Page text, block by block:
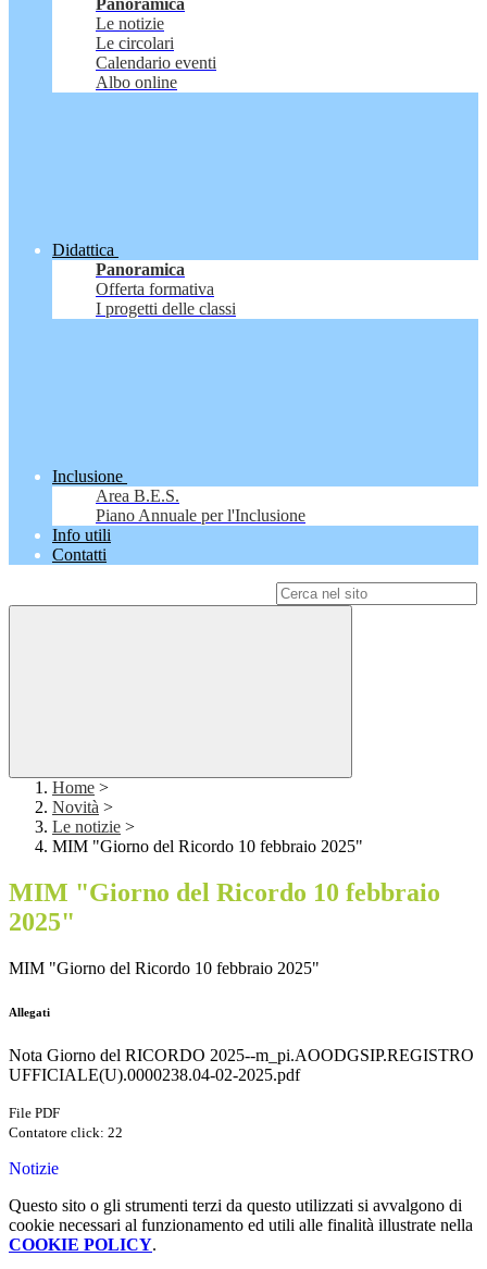
Panoramica
Le notizie
Le circolari
Calendario eventi
Albo online
Didattica
Panoramica
Offerta formativa
I progetti delle classi
Inclusione
Area B.E.S.
Piano Annuale per l'Inclusione
Info utili
Contatti
Home >
Novità >
Le notizie >
MIM "Giorno del Ricordo 10 febbraio 2025"
MIM "Giorno del Ricordo 10 febbraio
2025"
MIM "Giorno del Ricordo 10 febbraio 2025"
Allegati
Nota Giorno del RICORDO 2025--m_pi.AOODGSIP.REGISTRO
UFFICIALE(U).0000238.04-02-2025.pdf
File PDF
Contatore click: 22
Notizie
Questo sito o gli strumenti terzi da questo utilizzati si avvalgono di
cookie necessari al funzionamento ed utili alle finalità illustrate nella
COOKIE POLICY.